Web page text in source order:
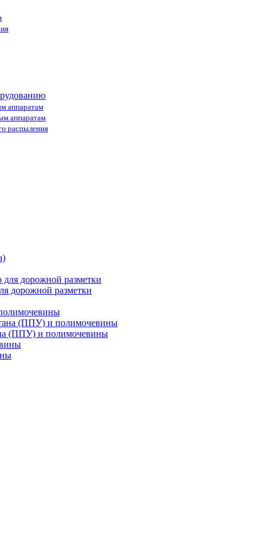
аппаратам
аппаратам
распыления
дорожной разметки
(ППУ) и полимочевины